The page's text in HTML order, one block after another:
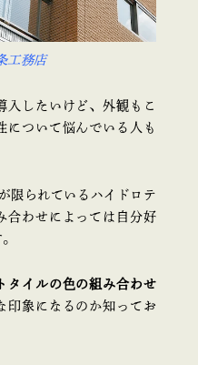
工務店
入したいけど、外観もこ
について悩んでいる人も
限られているハイドロテ
合わせによっては自分好
タイルの色の組み合わせ
印象になるのか知ってお